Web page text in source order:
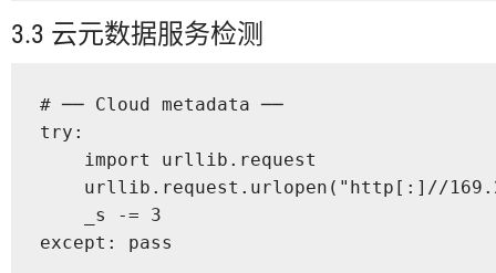
3.3 云元数据服务检测
# ── Cloud metadata ──
try:
    import urllib.request
urllib.request.urlopen("http[:]//
    _s -= 3
except: pass